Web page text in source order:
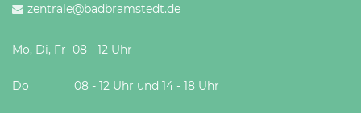
zentrale@badbramstedt.de
Mo, Di, Fr 08 - 12 Uhr
Do 08 - 12 Uhr und 14 - 18 Uhr